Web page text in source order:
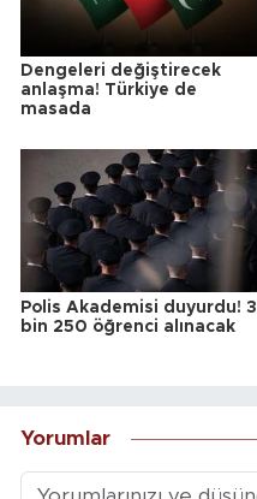
Dengeleri değiştirecek
anlaşma! Türkiye de
masada
Polis Akademisi duyurdu! 3
bin 250 öğrenci alınacak
Yorumlar